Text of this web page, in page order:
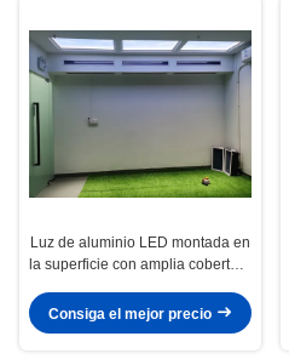
Luz de aluminio LED montada en
la superficie con amplia cobertura
Consiga el mejor precio